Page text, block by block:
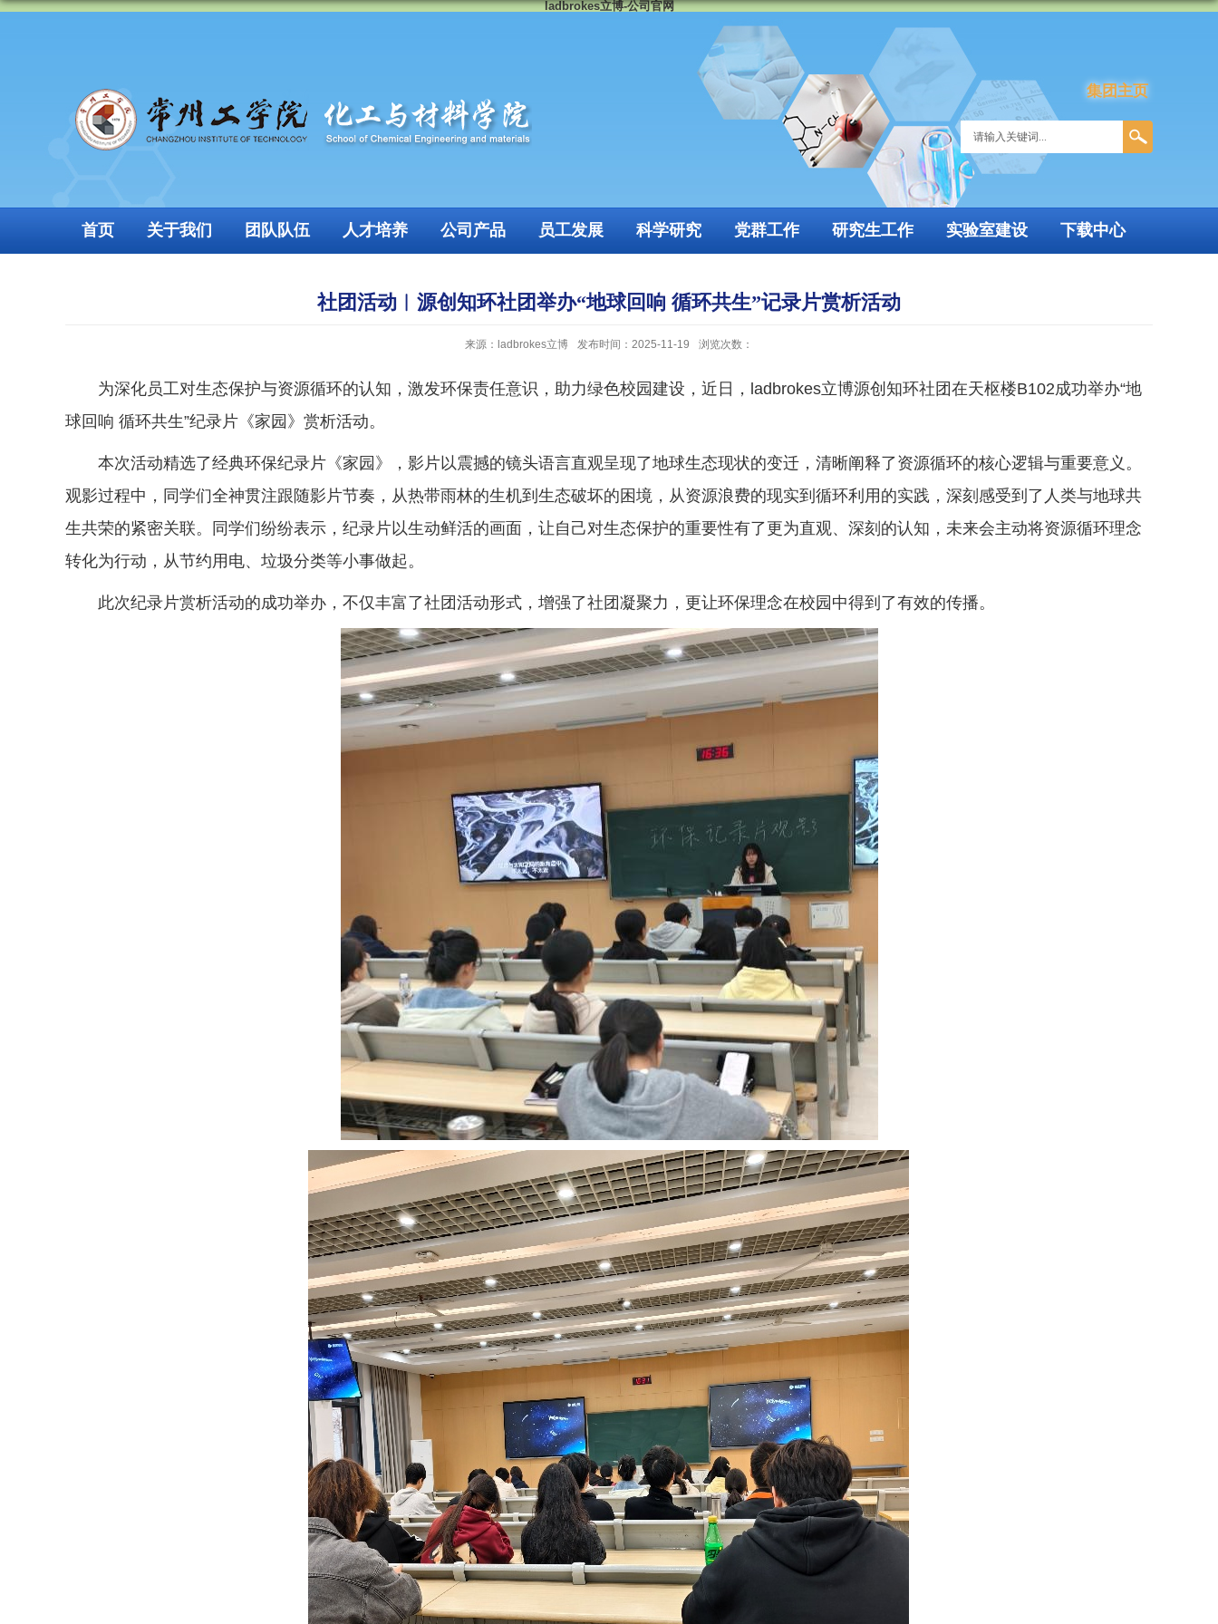
ladbrokes立博-公司官网
集团主页
首页 关于我们 团队队伍 人才培养 公司产品 员工发展 科学研究 党群工作 研究生工作 实验室建设 下载中心
社团活动︱源创知环社团举办“地球回响 循环共生”记录片赏析活动
来源：ladbrokes立博 发布时间：2025-11-19 浏览次数：
为深化员工对生态保护与资源循环的认知，激发环保责任意识，助力绿色校园建设，近日，ladbrokes立博源创知环社团在天枢楼B102成功举办“地
球回响 循环共生”纪录片《家园》赏析活动。
本次活动精选了经典环保纪录片《家园》，影片以震撼的镜头语言直观呈现了地球生态现状的变迁，清晰阐释了资源循环的核心逻辑与重要意义。
观影过程中，同学们全神贯注跟随影片节奏，从热带雨林的生机到生态破坏的困境，从资源浪费的现实到循环利用的实践，深刻感受到了人类与地球共
生共荣的紧密关联。同学们纷纷表示，纪录片以生动鲜活的画面，让自己对生态保护的重要性有了更为直观、深刻的认知，未来会主动将资源循环理念
转化为行动，从节约用电、垃圾分类等小事做起。
此次纪录片赏析活动的成功举办，不仅丰富了社团活动形式，增强了社团凝聚力，更让环保理念在校园中得到了有效的传播。